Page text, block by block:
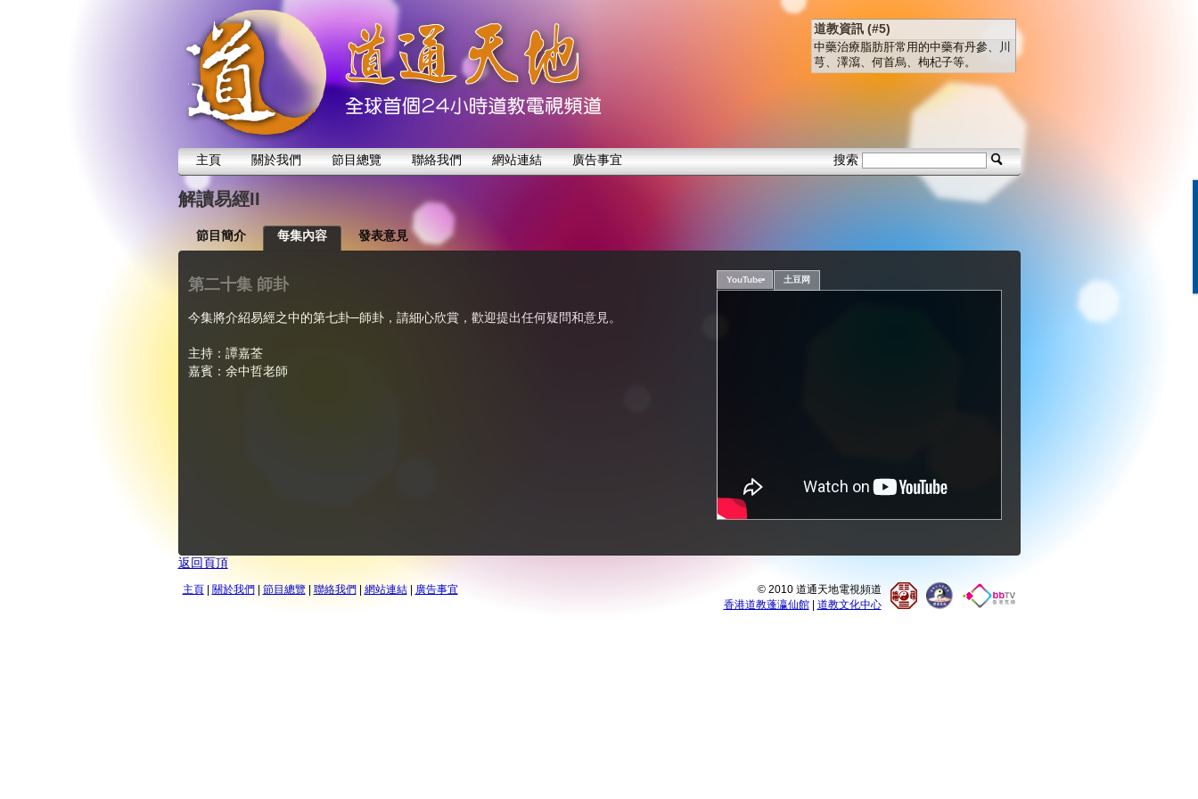
道教資訊 (#5)
中藥治療脂肪肝常用的中藥有丹參、川
芎、澤瀉、何首烏、枸杞子等。
主頁 關於我們 節目總覽 聯絡我們 網站連結 廣告事宜 搜索
解讀易經II
節目簡介 每集內容 發表意見
YouTube 土豆网
第二十集 師卦
今集將介紹易經之中的第七卦─師卦，請細心欣賞，歡迎提出任何疑問和意見。
主持：譚嘉荃
嘉賓：余中哲老師
返回頁頂
主頁| 關於我們| 節目總覽| 聯絡我們| 網站連結| 廣告事宜
© 2010 道通天地電視頻道
香港道教蓬瀛仙館| 道教文化中心